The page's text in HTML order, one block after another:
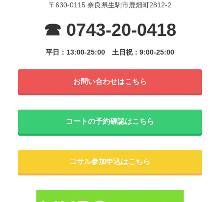
〒630-0115 奈良県生駒市鹿畑町2812-2
☎ 0743-20-0418
平日：13:00-25:00 土日祝：9:00-25:00
お問い合わせはこちら
コートの予約確認はこちら
コサル参加申込はこちら